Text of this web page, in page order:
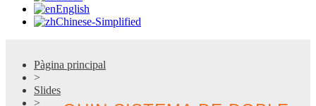
English
Chinese-Simplified
Pàgina principal
>
Slides
>